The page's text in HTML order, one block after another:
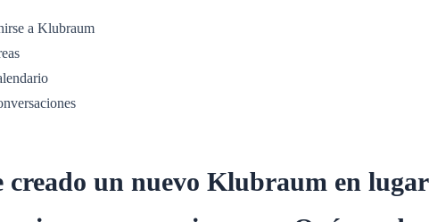
a Klubraum
creado un nuevo Klubraum en lugar